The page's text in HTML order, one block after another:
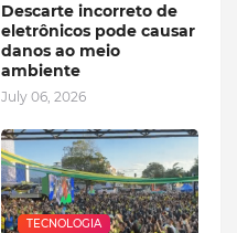
Descarte incorreto de
eletrônicos pode causar
danos ao meio
ambiente
July 06, 2026
TECNOLOGIA